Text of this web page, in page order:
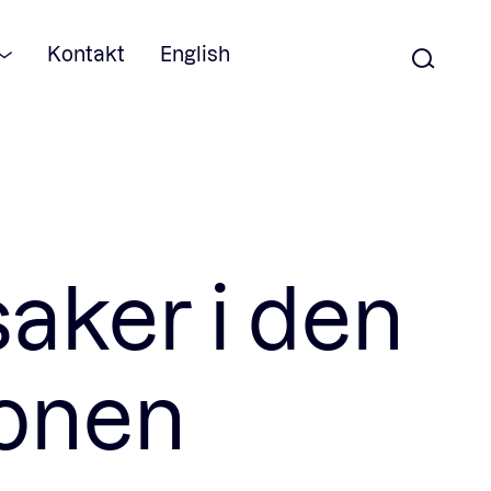
Kontakt English
i den